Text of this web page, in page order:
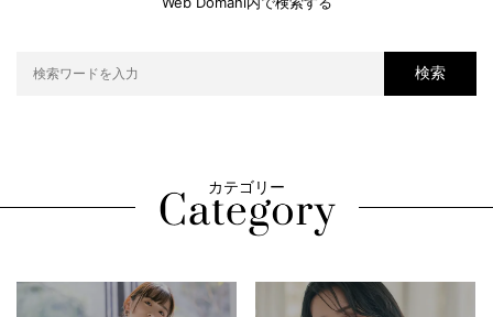
検索
カテゴリー